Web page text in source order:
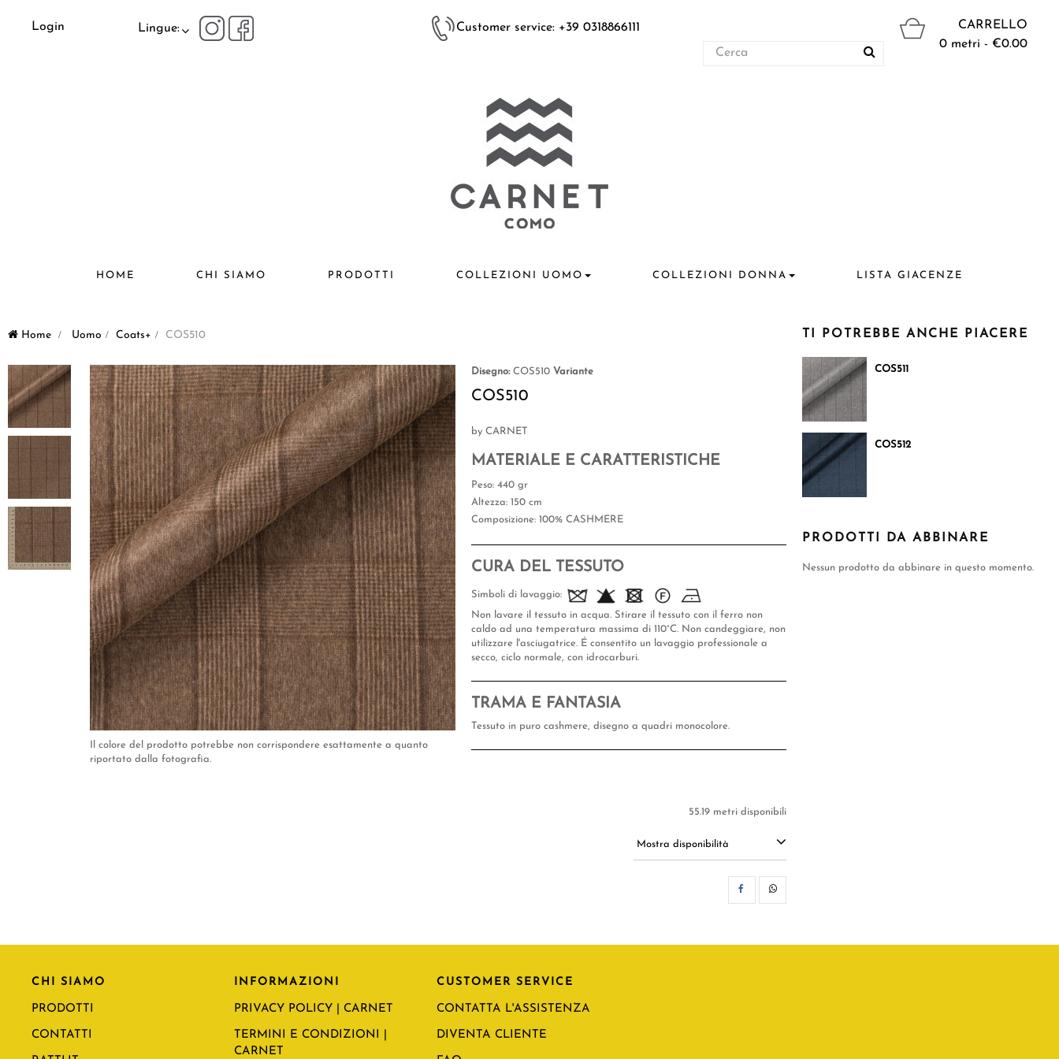
Login Lingue: Customer service: +39 0318866111
CARRELLO
0 metri - €0.00
HOME CHI SIAMO PRODOTTI COLLEZIONI UOMO COLLEZIONI DONNA LISTA GIACENZE
Home > Uomo > Coats+ > COS510
Il colore del prodotto potrebbe non corrispondere esattamente a quanto
riportato dalla fotografia.
Disegno: COS510 Variante
COS510
by CARNET
MATERIALE E CARATTERISTICHE
Peso: 440 gr
Altezza: 150 cm
Composizione: 100% CASHMERE
CURA DEL TESSUTO
Simboli di lavaggio:
Non lavare il tessuto in acqua. Stirare il tessuto con il ferro non
caldo ad una temperatura massima di 110°C. Non candeggiare, non
utilizzare l'asciugatrice. É consentito un lavaggio professionale a
secco, ciclo normale, con idrocarburi.
TRAMA E FANTASIA
Tessuto in puro cashmere, disegno a quadri monocolore.
55.19 metri disponibili
Mostra disponibilità
CONDIVIDI
TI POTREBBE ANCHE PIACERE
COS511
COS512
PRODOTTI DA ABBINARE
Nessun prodotto da abbinare in questo momento.
CHI SIAMO
PRODOTTI
CONTATTI
INFORMAZIONI
PRIVACY POLICY | CARNET
TERMINI E CONDIZIONI |
CARNET
CUSTOMER SERVICE
CONTATTA L'ASSISTENZA
DIVENTA CLIENTE